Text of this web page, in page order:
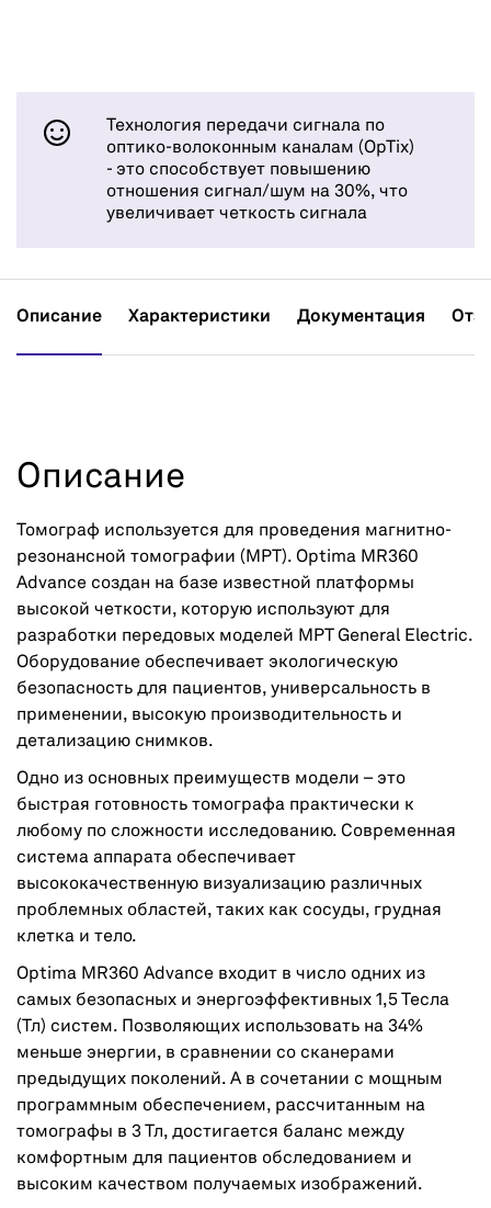
Технология передачи сигнала по
оптико-волоконным каналам (OpTix)
- это способствует повышению
отношения сигнал/шум на 30%, что
увеличивает четкость сигнала
Описание Характеристики Документация
Описание
Томограф используется для проведения магнитно-
резонансной томографии (МРТ). Optima MR360
Advance создан на базе известной платформы
высокой четкости, которую используют для
разработки передовых моделей МРТ General Electric.
Оборудование обеспечивает экологическую
безопасность для пациентов, универсальность в
применении, высокую производительность и
детализацию снимков.
Одно из основных преимуществ модели – это
быстрая готовность томографа практически к
любому по сложности исследованию. Современная
система аппарата обеспечивает
высококачественную визуализацию различных
проблемных областей, таких как сосуды, грудная
клетка и тело.
Optima MR360 Advance входит в число одних из
самых безопасных и энергоэффективных 1,5 Тесла
(Тл) систем. Позволяющих использовать на 34%
меньше энергии, в сравнении со сканерами
предыдущих поколений. А в сочетании с мощным
программным обеспечением, рассчитанным на
томографы в 3 Тл, достигается баланс между
комфортным для пациентов обследованием и
высоким качеством получаемых изображений.